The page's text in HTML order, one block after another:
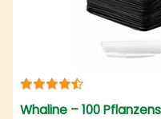
Whaline – 100